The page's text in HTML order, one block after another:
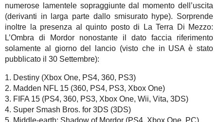
numerose lamentele sopraggiunte dal momento dell’uscita
(derivanti in larga parte dallo smisurato hype). Sorprende
inoltre la presenza al quinto posto di La Terra Di Mezzo:
L’Ombra di Mordor nonostante il dato faccia riferimento
solamente al giorno del lancio (visto che in USA è stato
pubblicato il 30 Settembre):
1. Destiny (Xbox One, PS4, 360, PS3)
2. Madden NFL 15 (360, PS4, PS3, Xbox One)
3. FIFA 15 (PS4, 360, PS3, Xbox One, Wii, Vita, 3DS)
4. Super Smash Bros. for 3DS (3DS)
5. Middle-earth: Shadow of Mordor (PS4, Xbox One, PC)